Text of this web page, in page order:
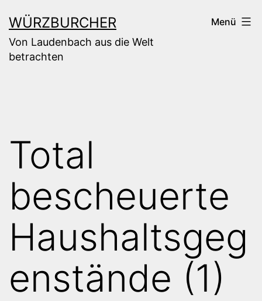
Inhalt
springen
WÜRZBURCHER
Von Laudenbach aus die Welt
betrachten
Menü
Total
bescheuerte
Haushaltsgeg
enstände (1)